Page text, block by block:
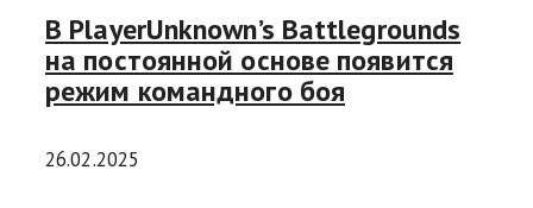
В PlayerUnknown’s Battlegrounds
на постоянной основе появится
режим командного боя
26.02.2025